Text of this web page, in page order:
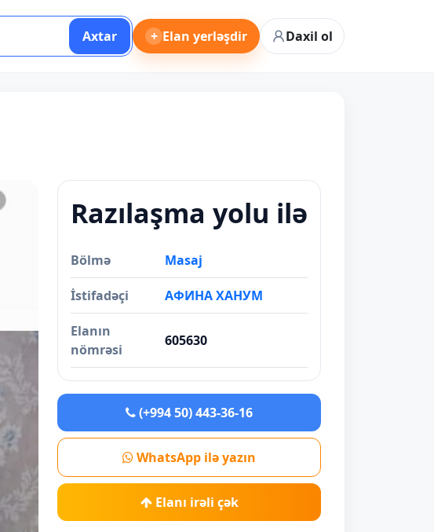
Axtar + Elan yerləşdir Daxil ol
Razılaşma yolu ilə
Bölmə Masaj
İstifadəçi АФИНА ХАНУМ
Elanın
nömrəsi
605630
(+994 50) 443-36-16
WhatsApp ilə yazın
Elanı irəli çək